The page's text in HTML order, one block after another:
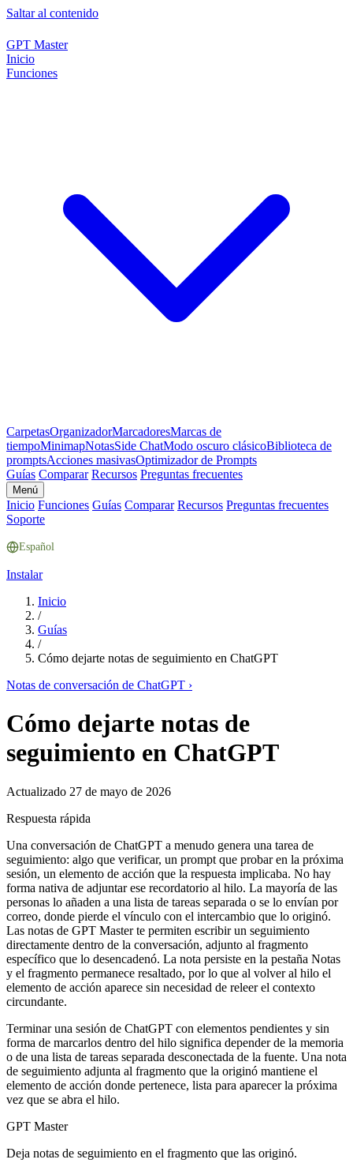
Saltar al contenido
GPT Master
Inicio
Funciones
CarpetasOrganizadorMarcadoresMarcas de
tiempoMinimapNotasSide ChatModo oscuro clásicoBiblioteca de
promptsAcciones masivasOptimizador de Prompts
Guías Comparar Recursos Preguntas frecuentes
Menú
Inicio Funciones Guías Comparar Recursos Preguntas frecuentes
Soporte
Español
Instalar
Inicio
/
Guías
/
Cómo dejarte notas de seguimiento en ChatGPT
Notas de conversación de ChatGPT ›
Cómo dejarte notas de
seguimiento en ChatGPT
Actualizado 27 de mayo de 2026
Respuesta rápida
Una conversación de ChatGPT a menudo genera una tarea de
seguimiento: algo que verificar, un prompt que probar en la próxima
sesión, un elemento de acción que la respuesta implicaba. No hay
forma nativa de adjuntar ese recordatorio al hilo. La mayoría de las
personas lo añaden a una lista de tareas separada o se lo envían por
correo, donde pierde el vínculo con el intercambio que lo originó.
Las notas de GPT Master te permiten escribir un seguimiento
directamente dentro de la conversación, adjunto al fragmento
específico que lo desencadenó. La nota persiste en la pestaña Notas
y el fragmento permanece resaltado, por lo que al volver al hilo el
elemento de acción aparece sin necesidad de releer el contexto
circundante.
Terminar una sesión de ChatGPT con elementos pendientes y sin
forma de marcarlos dentro del hilo significa depender de la memoria
o de una lista de tareas separada desconectada de la fuente. Una nota
de seguimiento adjunta al fragmento que la originó mantiene el
elemento de acción donde pertenece, lista para aparecer la próxima
vez que se abra el hilo.
GPT Master
Deja notas de seguimiento en el fragmento que las originó.